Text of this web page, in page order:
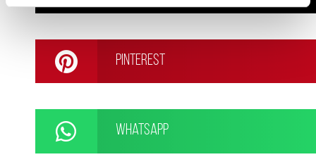
Pinterest
WhatsApp